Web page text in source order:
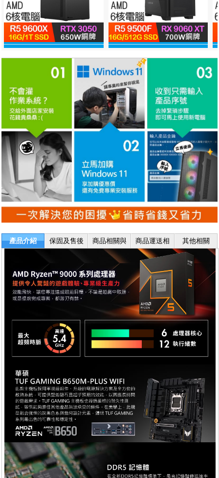
產品介紹
保固及售後
商品相關與
退換貨
商品運送相
關
其他相關